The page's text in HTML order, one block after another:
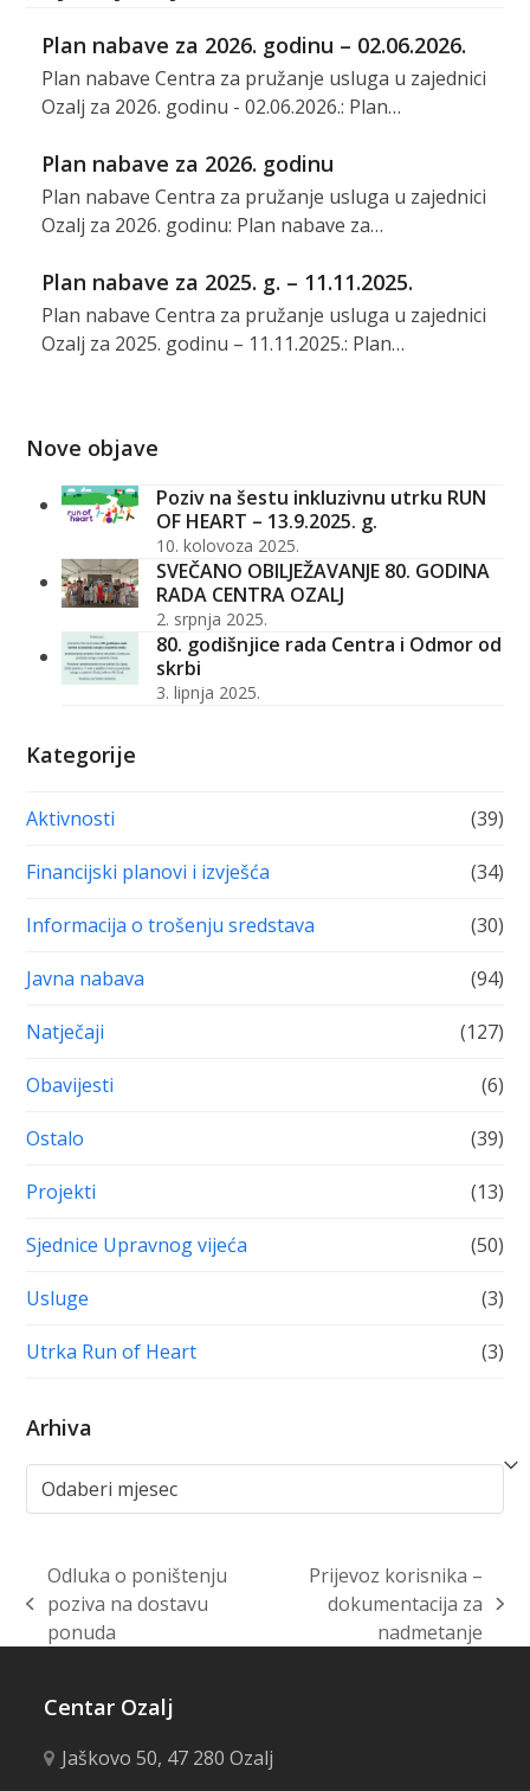
Plan nabave za 2026. godinu – 02.06.2026.
Plan nabave Centra za pružanje usluga u zajednici
Ozalj za 2026. godinu - 02.06.2026.: Plan…
Plan nabave za 2026. godinu
Plan nabave Centra za pružanje usluga u zajednici
Ozalj za 2026. godinu: Plan nabave za…
Plan nabave za 2025. g. – 11.11.2025.
Plan nabave Centra za pružanje usluga u zajednici
Ozalj za 2025. godinu – 11.11.2025.: Plan…
Nove objave
Poziv na šestu inkluzivnu utrku RUN
OF HEART – 13.9.2025. g.
10. kolovoza 2025.
SVEČANO OBILJEŽAVANJE 80. GODINA
RADA CENTRA OZALJ
2. srpnja 2025.
80. godišnjice rada Centra i Odmor od
skrbi
3. lipnja 2025.
Kategorije
Aktivnosti (39)
Financijski planovi i izvješća (34)
Informacija o trošenju sredstava (30)
Javna nabava (94)
Natječaji (127)
Obavijesti (6)
Ostalo (39)
Projekti (13)
Sjednice Upravnog vijeća (50)
Usluge (3)
Utrka Run of Heart (3)
Arhiva
Arhiva
previous
post:
Odluka o poništenju
poziva na dostavu
ponuda
post:
Prijevoz korisnika –
dokumentacija za
nadmetanje
Centar Ozalj
Jaškovo 50, 47 280 Ozalj